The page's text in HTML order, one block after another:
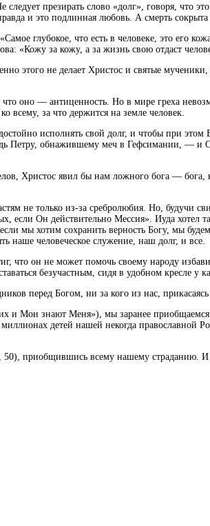
презирать слово «долг», говоря, что
и это подлинная любовь. А смерть сокрыта
глубокое, что есть в человеке, это его
«Кожу за кожу, а за жизнь свою отдаст
этого не делает Христос и святые
оно — антиценность. Но в мире греха
за что держится на земле человек.
исполнять свой долг, и чтобы при
обнажившему меч в Гефсимании, — и
Христос явил бы нам ложного бога — бога,
не только из-за сребролюбия. Но, будучи
Он действительно Мессия». Иуда хотел
мы хотим сохранить верность Богу, мы
наше человеческое служение, наш долг, и все.
что он не может помочь своему народу
безучастным, сидя в удобном кресле у
перед Богом, ни за кого из нас,
и Мои знают Меня»), мы заранее
детей нашей некогда православной
приобщившись всему нашему страданию. И